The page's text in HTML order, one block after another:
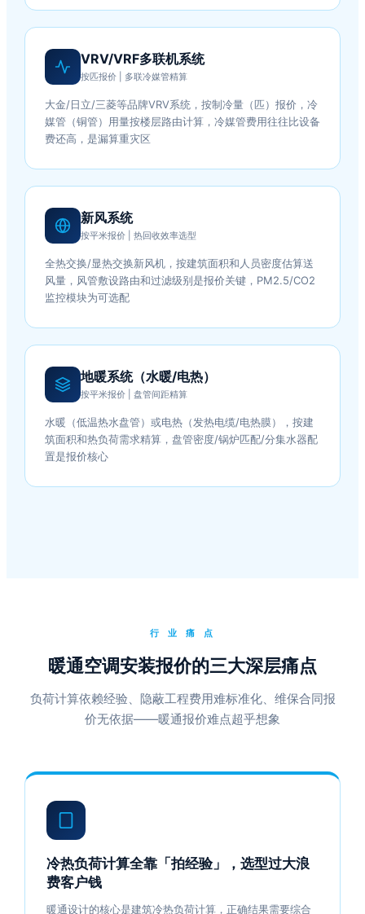
VRV/VRF多联机系统
按匹报价 | 多联冷媒管精算
大金/日立/三菱等品牌VRV系统，按制冷量（匹）报价，冷
媒管（铜管）用量按楼层路由计算，冷媒管费用往往比设备
费还高，是漏算重灾区
新风系统
按平米报价 | 热回收效率选型
全热交换/显热交换新风机，按建筑面积和人员密度估算送
风量，风管敷设路由和过滤级别是报价关键，PM2.5/CO2
监控模块为可选配
地暖系统（水暖/电热）
按平米报价 | 盘管间距精算
水暖（低温热水盘管）或电热（发热电缆/电热膜），按建
筑面积和热负荷需求精算，盘管密度/锅炉匹配/分集水器配
置是报价核心
行 业 痛 点
暖通空调安装报价的三大深层痛点
负荷计算依赖经验、隐蔽工程费用难标准化、维保合同报
价无依据——暖通报价难点超乎想象
冷热负荷计算全靠「拍经验」，选型过大浪
费客户钱
暖通设计的核心是建筑冷热负荷计算，正确结果需要综合